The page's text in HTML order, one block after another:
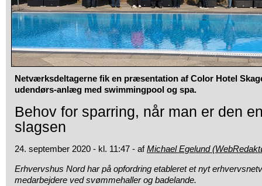
Netværksdeltagerne fik en præsentation af Color Hotel
udendørs-anlæg med swimmingpool og spa.
Behov for sparring, når man er den
slagsen
24. september 2020 - kl. 11:47 - afMichael Egelund
Erhvervshus Nord har på opfordring etableret et nyt
medarbejdere ved svømmehaller og badelande.